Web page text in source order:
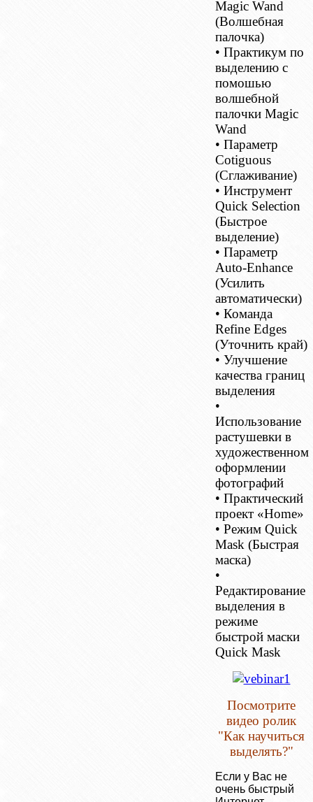
Magic Wand
(Волшебная
палочка)
• Практикум по
выделению с
помошью
волшебной
палочки Magic
Wand
• Параметр
Cotiguous
(Сглаживание)
• Инструмент
Quick Selection
(Быстрое
выделение)
• Параметр
Auto-Enhance
(Усилить
автоматически)
• Команда
Refine Edges
(Уточнить край)
• Улучшение
качества границ
выделения
•
Использование
растушевки в
художественном
оформлении
фотографий
• Практический
проект «Ноmе»
• Режим Quick
Mask (Быстрая
маска)
•
Редактирование
выделения в
режиме
быстрой маски
Quick Mask
Посмотрите
видео ролик
"Как научиться
выделять?"
Если у Вас не
очень быстрый